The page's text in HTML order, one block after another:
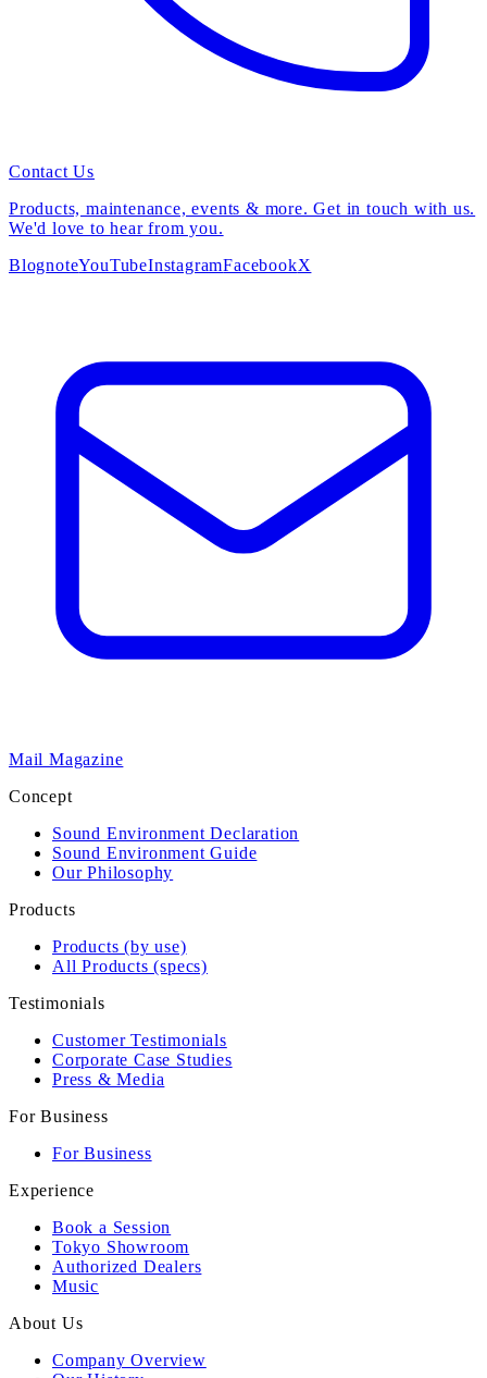
Contact Us
Products, maintenance, events & more. Get in touch with us.
We'd love to hear from you.
BlognoteYouTubeInstagramFacebookX
Mail Magazine
Concept
Sound Environment Declaration
Sound Environment Guide
Our Philosophy
Products
Products (by use)
All Products (specs)
Testimonials
Customer Testimonials
Corporate Case Studies
Press & Media
For Business
For Business
Experience
Book a Session
Tokyo Showroom
Authorized Dealers
Music
About Us
Company Overview